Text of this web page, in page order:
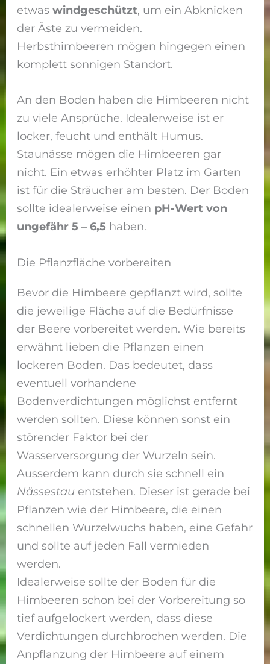
etwaswindgeschützt, um ein Abknicken
der Äste zu vermeiden.
Herbsthimbeeren mögen hingegen einen
komplett sonnigen Standort.
An den Boden haben die Himbeeren nicht
zu viele Ansprüche. Idealerweise ist er
locker, feucht und enthält Humus.
Staunässe mögen die Himbeeren gar
nicht. Ein etwas erhöhter Platz im Garten
ist für die Sträucher am besten. Der Boden
sollte idealerweise einen pH-Wert von
ungefähr 5 – 6,5 haben.
Die Pflanzfläche vorbereiten
Bevor die Himbeere gepflanzt wird, sollte
die jeweilige Fläche auf die Bedürfnisse
der Beere vorbereitet werden. Wie bereits
erwähnt lieben die Pflanzen einen
lockeren Boden. Das bedeutet, dass
eventuell vorhandene
Bodenverdichtungen möglichst entfernt
werden sollten. Diese können sonst ein
störender Faktor bei der
Wasserversorgung der Wurzeln sein.
Ausserdem kann durch sie schnell ein
Nässestau entstehen. Dieser ist gerade bei
Pflanzen wie der Himbeere, die einen
schnellen Wurzelwuchs haben, eine Gefahr
und sollte auf jeden Fall vermieden
werden.
Idealerweise sollte der Boden für die
Himbeeren schon bei der Vorbereitung so
tief aufgelockert werden, dass diese
Verdichtungen durchbrochen werden. Die
Anpflanzung der Himbeere auf einem